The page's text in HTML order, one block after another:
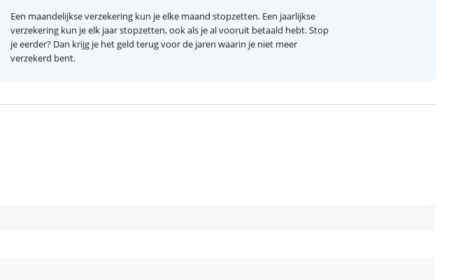
Een maandelijkse verzekering kun je elke maand stopzetten. Een jaarlijkse
verzekering kun je elk jaar stopzetten, ook als je al vooruit betaald hebt. Stop
je eerder? Dan krijg je het geld terug voor de jaren waarin je niet meer
verzekerd bent.